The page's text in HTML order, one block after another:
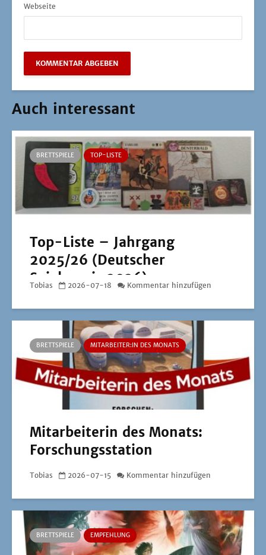
Webseite
Auch interessant
BRETTSPIELE TOP-LISTE
Top-Liste – Jahrgang
2025/26 (Deutscher
Spielepreis 2026)
Tobias 2026-07-18 Kommentar hinzufügen
BRETTSPIELE MITARBEITER:IN DES MONATS
Mitarbeiterin des Monats:
Forschungsstation
Tobias 2026-07-15 Kommentar hinzufügen
BRETTSPIELE EMPFEHLUNG